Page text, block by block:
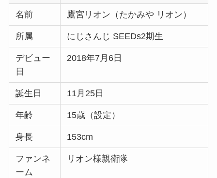
名前 鷹宮リオン（たかみや リオン）
所属 にじさんじ SEEDs2期生
デビュー
日
2018年7月6日
誕生日 11月25日
年齢 15歳（設定）
身長 153cm
ファンネ
ーム
リオン様親衛隊